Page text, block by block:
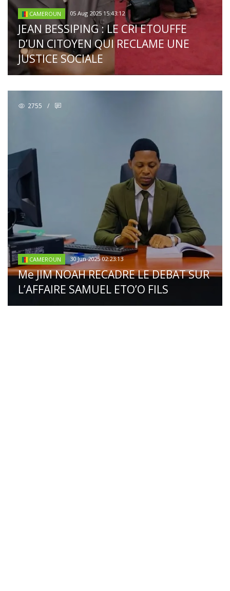
CAMEROUN 05 Aug 2025 15:43:12
JEAN BESSIPING : LE CRI ETOUFFE
D’UN CITOYEN QUI RECLAME UNE
JUSTICE SOCIALE
2755 /
CAMEROUN 30 Jun 2025 02:23:13
Me JIM NOAH RECADRE LE DEBAT SUR
L’AFFAIRE SAMUEL ETO’O FILS